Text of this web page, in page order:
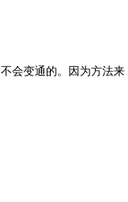
会变通的。因为方法来